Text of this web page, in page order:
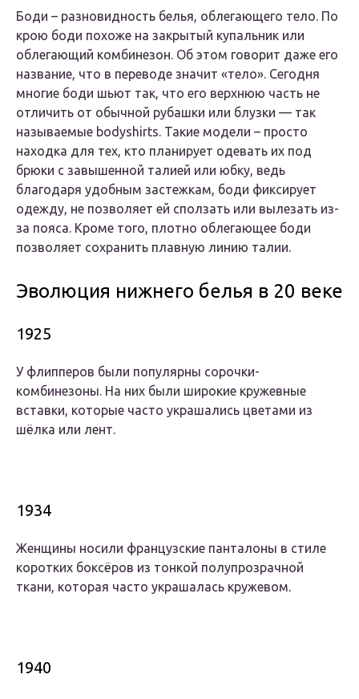
Боди – разновидность белья, облегающего тело. По
крою боди похоже на закрытый купальник или
облегающий комбинезон. Об этом говорит даже его
название, что в переводе значит «тело». Сегодня
многие боди шьют так, что его верхнюю часть не
отличить от обычной рубашки или блузки — так
называемые bodyshirts. Такие модели – просто
находка для тех, кто планирует одевать их под
брюки с завышенной талией или юбку, ведь
благодаря удобным застежкам, боди фиксирует
одежду, не позволяет ей сползать или вылезать из-
за пояса. Кроме того, плотно облегающее боди
позволяет сохранить плавную линию талии.
Эволюция нижнего белья в 20 веке
1925
У флипперов были популярны сорочки-
комбинезоны. На них были широкие кружевные
вставки, которые часто украшались цветами из
шёлка или лент.
1934
Женщины носили французские панталоны в стиле
коротких боксёров из тонкой полупрозрачной
ткани, которая часто украшалась кружевом.
1940